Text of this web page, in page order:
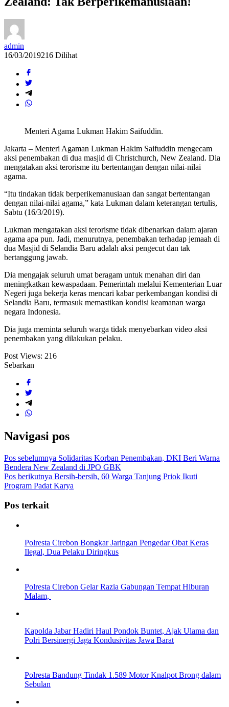
admin
16/03/2019216 Dilihat
Menteri Agama Lukman Hakim Saifuddin.
Jakarta – Menteri Agaman Lukman Hakim Saifuddin mengecam
aksi penembakan di dua masjid di Christchurch, New Zealand. Dia
mengatakan aksi terorisme itu bertentangan dengan nilai-nilai
agama.
“Itu tindakan tidak berperikemanusiaan dan sangat bertentangan
dengan nilai-nilai agama,” kata Lukman dalam keterangan tertulis,
Sabtu (16/3/2019).
Lukman mengatakan aksi terorisme tidak dibenarkan dalam ajaran
agama apa pun. Jadi, menurutnya, penembakan terhadap jemaah di
dua Masjid di Selandia Baru adalah aksi pengecut dan tak
bertanggung jawab.
Dia mengajak seluruh umat beragam untuk menahan diri dan
meningkatkan kewaspadaan. Pemerintah melalui Kementerian Luar
Negeri juga bekerja keras mencari kabar perkembangan kondisi di
Selandia Baru, termasuk memastikan kondisi keamanan warga
negara Indonesia.
Dia juga meminta seluruh warga tidak menyebarkan video aksi
penembakan yang dilakukan pelaku.
Post Views: 216
Sebarkan
Navigasi pos
Pos sebelumnya Solidaritas Korban Penembakan, DKI Beri Warna
Bendera New Zealand di JPO GBK
Pos berikutnya Bersih-bersih, 60 Warga Tanjung Priok Ikuti
Program Padat Karya
Pos terkait
Polresta Cirebon Bongkar Jaringan Pengedar Obat Keras
Ilegal, Dua Pelaku Diringkus
Polresta Cirebon Gelar Razia Gabungan Tempat Hiburan
Malam,
Kapolda Jabar Hadiri Haul Pondok Buntet, Ajak Ulama dan
Polri Bersinergi Jaga Kondusivitas Jawa Barat
Polresta Bandung Tindak 1.589 Motor Knalpot Brong dalam
Sebulan